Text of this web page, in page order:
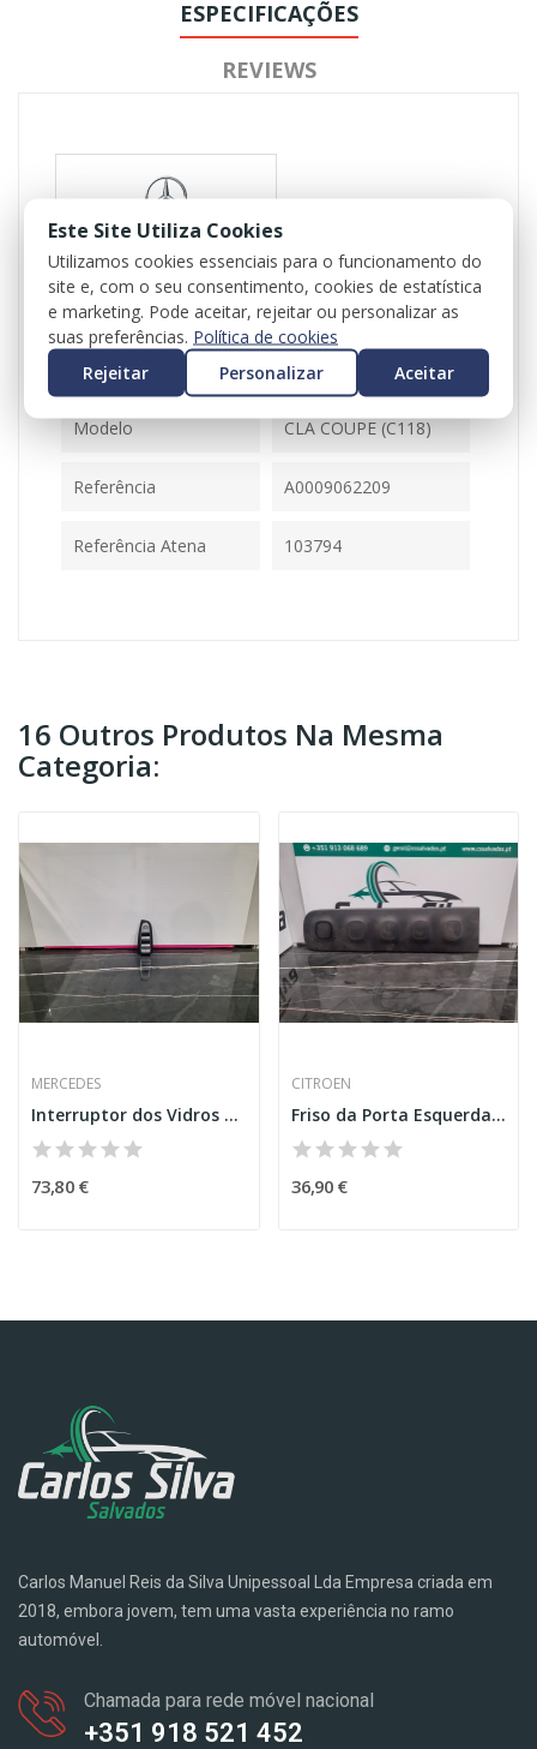
ESPECIFICAÇÕES
REVIEWS
Referência 103794
Disponível 1 Item
Ficha Informativa
Modelo CLA COUPE (C118)
Referência A0009062209
Referência Atena 103794
16 Outros Produtos Na Mesma
Categoria:
MERCEDES
Interruptor dos Vidros – MERCEDES-BENZ GLC (X253)
73,80 €
CITROEN
Friso da Porta Esquerda – CITROEN C3 III (SX)
36,90 €
Carlos Manuel Reis da Silva Unipessoal Lda Empresa criada em
2018, embora jovem, tem uma vasta experiência no ramo
automóvel.
Chamada para rede móvel nacional
+351 918 521 452
Este Site Utiliza Cookies
Utilizamos cookies essenciais para o funcionamento do
site e, com o seu consentimento, cookies de estatística
e marketing. Pode aceitar, rejeitar ou personalizar as
suas preferências. Política de cookies
Rejeitar
Personalizar Aceitar